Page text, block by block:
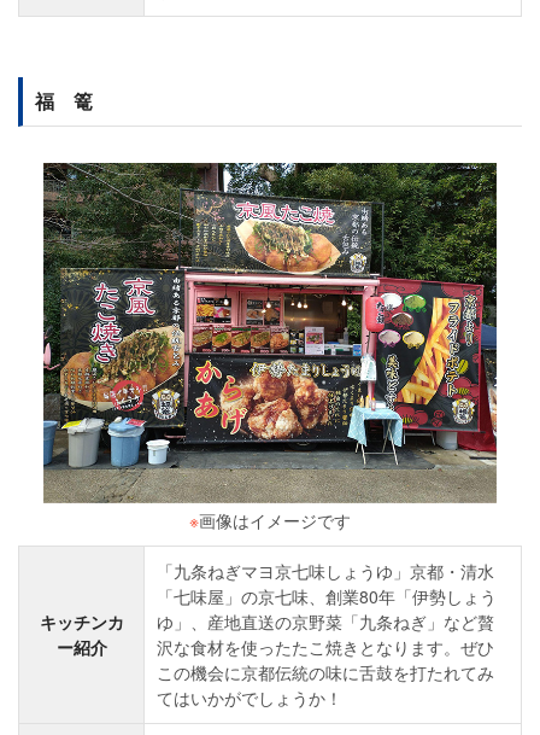
福 篭
※画像はイメージです
キッチンカ
ー紹介
「九条ねぎマヨ京七味しょうゆ」京都・清水
「七味屋」の京七味、創業80年「伊勢しょう
ゆ」、産地直送の京野菜「九条ねぎ」など贅
沢な食材を使ったたこ焼きとなります。ぜひ
この機会に京都伝統の味に舌鼓を打たれてみ
てはいかがでしょうか！